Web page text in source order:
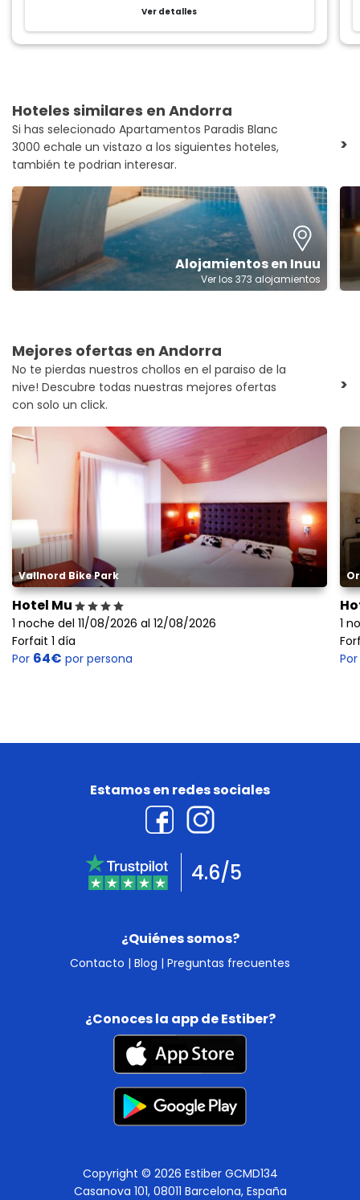
Ver detalles
Hoteles similares en Andorra
Si has selecionado Apartamentos Paradis Blanc
3000 echale un vistazo a los siguientes hoteles,
también te podrian interesar.
>
Alojamientos en Inuu
Ver los 373 alojamientos
Mejores ofertas en Andorra
No te pierdas nuestros chollos en el paraiso de la
nive! Descubre todas nuestras mejores ofertas
con solo un click.
>
Vallnord Bike Park
Hotel Mu
1 noche del 11/08/2026 al 12/08/2026
Forfait 1 día
Por 64€ por persona
1
Por
¿Quiénes somos?
Contacto | Blog | Preguntas frecuentes
Estamos en redes sociales
4.6/5
¿Conoces la app de Estiber?
Copyright © 2026 Estiber GCMD134
Casanova 101, 08011 Barcelona, España